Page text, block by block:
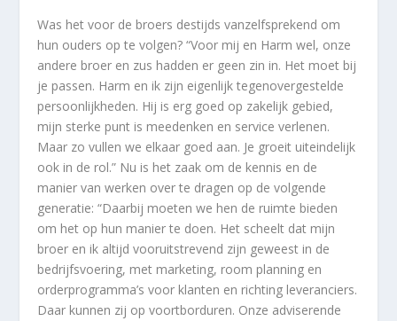
Was het voor de broers destijds vanzelfsprekend om
hun ouders op te volgen? “Voor mij en Harm wel, onze
andere broer en zus hadden er geen zin in. Het moet bij
je passen. Harm en ik zijn eigenlijk tegenovergestelde
persoonlijkheden. Hij is erg goed op zakelijk gebied,
mijn sterke punt is meedenken en service verlenen.
Maar zo vullen we elkaar goed aan. Je groeit uiteindelijk
ook in de rol.” Nu is het zaak om de kennis en de
manier van werken over te dragen op de volgende
generatie: “Daarbij moeten we hen de ruimte bieden
om het op hun manier te doen. Het scheelt dat mijn
broer en ik altijd vooruitstrevend zijn geweest in de
bedrijfsvoering, met marketing, room planning en
orderprogramma’s voor klanten en richting leveranciers.
Daar kunnen zij op voortborduren. Onze adviserende